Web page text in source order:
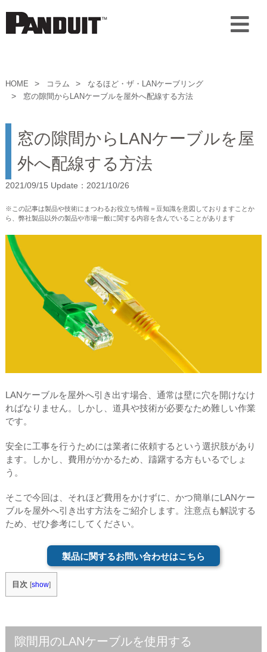
HOME コラム
なるほど・ザ・LANケーブリング
窓の隙間からLANケーブルを屋外へ配線する方法
窓の隙間からLANケーブルを屋
外へ配線する方法
2021/09/15 Update：2021/10/26
※この記事は製品や技術にまつわるお役立ち情報＝豆知識を意図しておりますことか
ら、弊社製品以外の製品や市場一般に関する内容を含んでいることがあります
LANケーブルを屋外へ引き出す場合、通常は壁に穴を開けなけ
ればなりません。しかし、道具や技術が必要なため難しい作業
です。
安全に工事を行うためには業者に依頼するという選択肢があり
ます。しかし、費用がかかるため、躊躇する方もいるでしょ
う。
そこで今回は、それほど費用をかけずに、かつ簡単にLANケー
ブルを屋外へ引き出す方法をご紹介します。注意点も解説する
ため、ぜひ参考にしてください。
製品に関するお問い合わせはこちら
目次 [show]
隙間用のLANケーブルを使用する